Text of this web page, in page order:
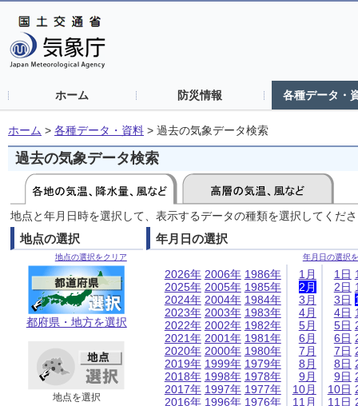
ホーム 防災情報 各種データ・
ホーム > 各種データ・資料 > 過去の気象データ検索
過去の気象データ検索
地点と年月日時を選択して、表示するデータの種類を選択してくだ
地点の選択
地点の選択をクリア
都府県・地方を選択
地点を選択
年月日の選択
年月日の選択
2026年
2025年
2024年
2023年
2022年
2021年
2020年
2019年
2018年
2017年
2016年
2006年
2005年
2004年
2003年
2002年
2001年
2000年
1999年
1998年
1997年
1996年
1986年
1985年
1984年
1983年
1982年
1981年
1980年
1979年
1978年
1977年
1976年
1月
2月
3月
4月
5月
6月
7月
8月
9月
10月
11月
1日
2日
3日
4日
5日
6日
7日
8日
9日
10日
11日